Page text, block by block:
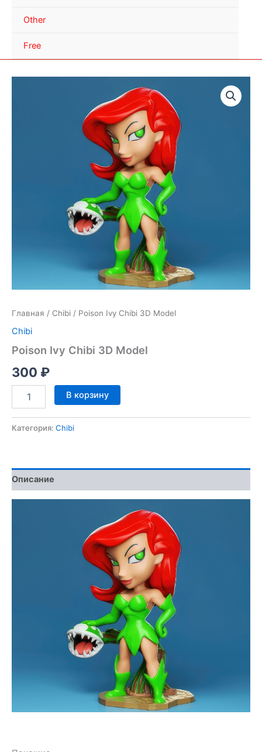
Other
Free
Главная / Chibi / Poison Ivy Chibi 3D Model
Chibi
Poison Ivy Chibi 3D Model
300 ₽
Количество
товара
Ivy
В корзину
Категория: Chibi
Описание